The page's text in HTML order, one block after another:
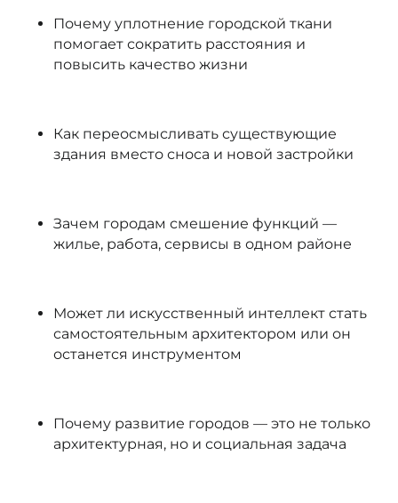
Почему уплотнение городской ткани
помогает сократить расстояния и
повысить качество жизни
Как переосмысливать существующие
здания вместо сноса и новой застройки
Зачем городам смешение функций —
жилье, работа, сервисы в одном районе
Может ли искусственный интеллект стать
самостоятельным архитектором или он
останется инструментом
Почему развитие городов — это не только
архитектурная, но и социальная задача